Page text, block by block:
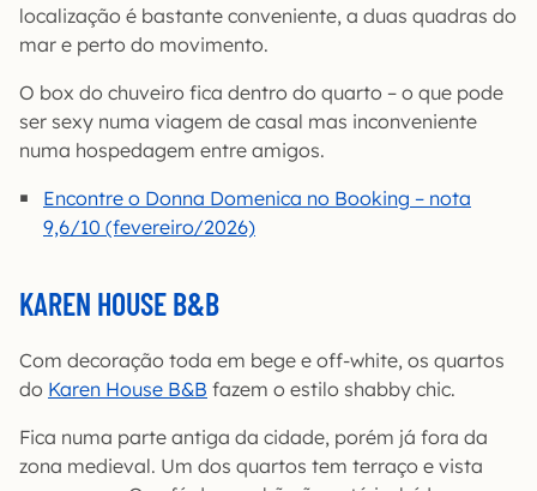
localização é bastante conveniente, a duas quadras do
mar e perto do movimento.
O box do chuveiro fica dentro do quarto – o que pode
ser sexy numa viagem de casal mas inconveniente
numa hospedagem entre amigos.
Encontre o Donna Domenica no Booking – nota
9,6/10 (fevereiro/2026)
KAREN HOUSE B&B
Com decoração toda em bege e off-white, os quartos
do Karen House B&B fazem o estilo shabby chic.
Fica numa parte antiga da cidade, porém já fora da
zona medieval. Um dos quartos tem terraço e vista